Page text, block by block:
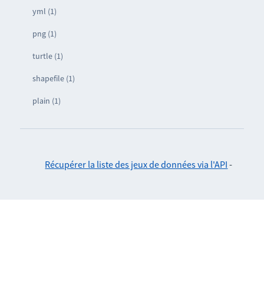
yml (1)
png (1)
turtle (1)
shapefile (1)
plain (1)
Récupérer la liste des jeux de données via l'API -